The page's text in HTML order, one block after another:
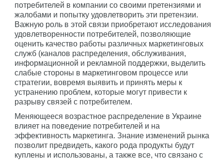
потребителей в компании со своими претензиями и
жалобами и попытку удовлетворить эти претензии.
Важную роль в этой связи приобретают исследования
удовлетворенности потребителей, позволяющие
оценить качество работы различных маркетинговых
служб (каналов распределения, обслуживания,
информационной и рекламной поддержки, выделить
слабые стороны в маркетинговом процессе или
стратегии, вовремя выявить и принять меры к
устранению проблем, которые могут привести к
разрыву связей с потребителем.
Меняющееся возрастное распределение в Украине
влияет на поведение потребителей и на
эффективность маркетинга. Знание изменений рынка
позволит предвидеть, какого рода продукты будут
куплены и использованы, а также все, что связано с